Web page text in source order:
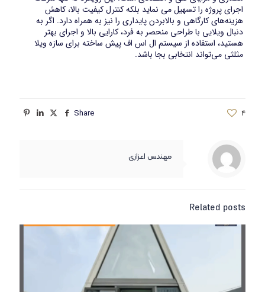
اجرای پروژه را تسهیل می‌ نماید بلکه کنترل کیفیت بالا، کاهش
هزینه‌های کارگاهی و بالابردن پایداری را نیز به همراه دارد. اگر به
دنبال ویلایی با طراحی منحصر به فرد، کارایی بالا و اجرای بهتر
هستید، استفاده از سیستم ال اس اف پیش‌ ساخته برای سازه ویلا
مثلثی می‌تواند انتخابی بجا باشد.
Share 4
مهندس اعزازی
Related posts